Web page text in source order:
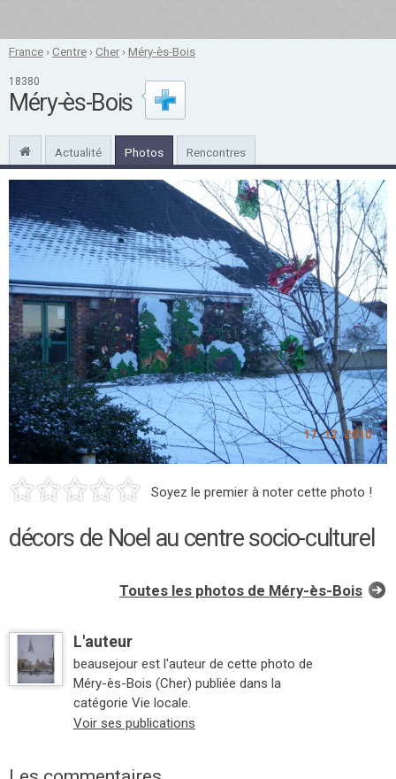
France ›Centre ›Cher›Méry-ès-Bois
18380
Méry-ès-Bois
Actualité Photos Rencontres
Soyez le premier à noter cette photo !
décors de Noel au centre socio-culturel
Toutes les photos de Méry-ès-Bois
L'auteur
beausejour est l'auteur de cette photo de
Méry-ès-Bois (Cher) publiée dans la
catégorie Vie locale.
Voir ses publications